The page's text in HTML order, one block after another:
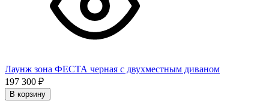
Лаунж зона ФЕСТА черная с двухместным диваном
197 300 ₽
В корзину